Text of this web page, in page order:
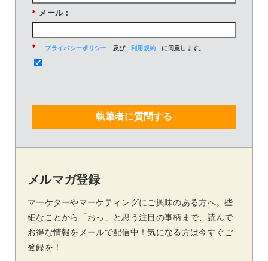
* メール：
* プライバシーポリシー 及び 利用規約 に同意します。
執筆者に質問する
メルマガ登録
マーケターやマーケティングにご興味のある方へ。些
細なことから「おっ」と思う注目の事柄まで、読んで
お得な情報をメールで配信中！気になる方は今すぐご
登録を！